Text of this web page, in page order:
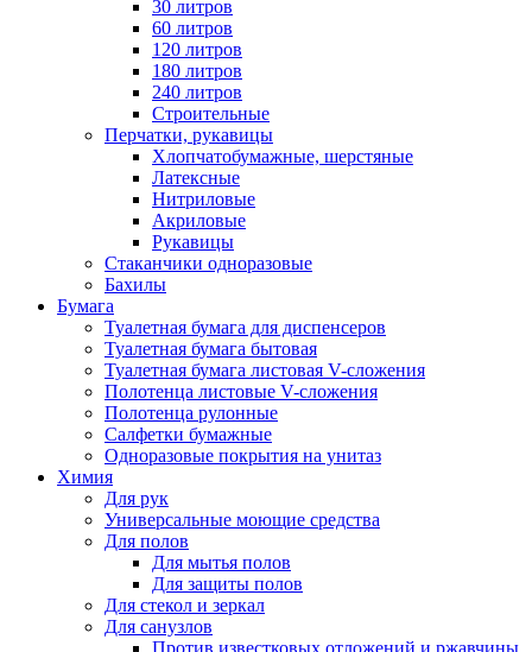
30 литров
60 литров
120 литров
180 литров
240 литров
Строительные
Перчатки, рукавицы
Хлопчатобумажные, шерстяные
Латексные
Нитриловые
Акриловые
Рукавицы
Стаканчики одноразовые
Бахилы
Бумага
Туалетная бумага для диспенсеров
Туалетная бумага бытовая
Туалетная бумага листовая V-сложения
Полотенца листовые V-сложения
Полотенца рулонные
Салфетки бумажные
Одноразовые покрытия на унитаз
Химия
Для рук
Универсальные моющие средства
Для полов
Для мытья полов
Для защиты полов
Для стекол и зеркал
Для санузлов
Против известковых отложений и ржавчины